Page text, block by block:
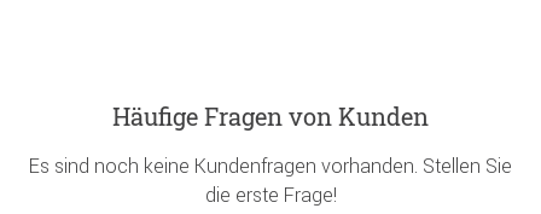
Häufige Fragen von Kunden
Es sind noch keine Kundenfragen vorhanden. Stellen Sie
die erste Frage!